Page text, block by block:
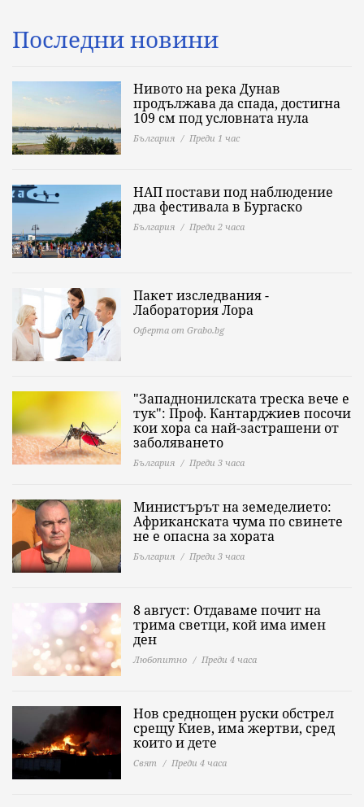
Последни новини
Нивото на река Дунав
продължава да спада, достигна
109 см под условната нула
България Преди 1 час
НАП постави под наблюдение
два фестивала в Бургаско
България Преди 2 часа
Пакет изследвания -
Лаборатория Лора
Оферта от Grabo.bg
"Западнонилската треска вече е
тук": Проф. Кантарджиев посочи
кои хора са най-застрашени от
заболяването
България Преди 3 часа
Министърът на земеделието:
Африканската чума по свинете
не е опасна за хората
България Преди 3 часа
8 август: Отдаваме почит на
трима светци, кой има имен
ден
Любопитно Преди 4 часа
Нов среднощен руски обстрел
срещу Киев, има жертви, сред
които и дете
Свят Преди 4 часа